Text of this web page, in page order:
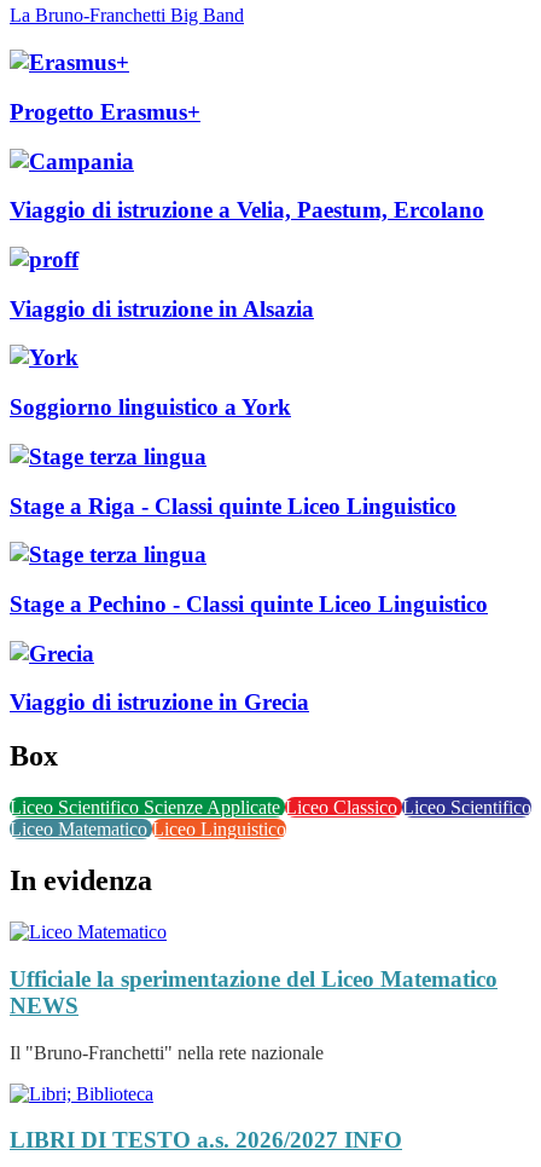
La Bruno-Franchetti Big Band
Progetto Erasmus+
Viaggio di istruzione a Velia, Paestum, Ercolano
Viaggio di istruzione in Alsazia
Soggiorno linguistico a York
Stage a Riga - Classi quinte Liceo Linguistico
Stage a Pechino - Classi quinte Liceo Linguistico
Viaggio di istruzione in Grecia
Box
Liceo Scientifico Scienze ApplicateLiceo ClassicoLiceo Scientifico
Liceo MatematicoLiceo Linguistico
In evidenza
Ufficiale la sperimentazione del Liceo Matematico
NEWS
Il "Bruno-Franchetti" nella rete nazionale
LIBRI DI TESTO a.s. 2026/2027 INFO